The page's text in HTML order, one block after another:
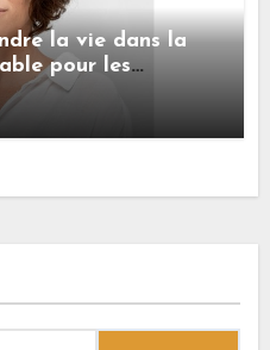
la vie dans la
pour les